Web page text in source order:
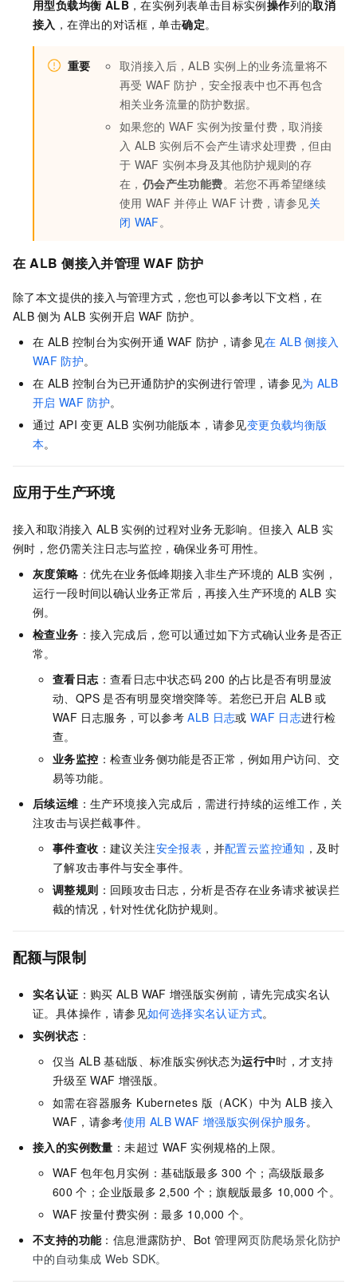
用型负载均衡 ALB ，在实例列表单击目标实例操作列的取消
接入 ，在弹出的对话框，单击确定。
重要 取消接入后，ALB 实例上的业务流量将不
再受 WAF 防护，安全报表中也不再包含
相关业务流量的防护数据。
如果您的 WAF 实例为按量付费，取消接
入 ALB 实例后不会产生请求处理费，但由
于 WAF 实例本身及其他防护规则的存
在， 仍会产生功能费。若您不再希望继续
使用 WAF 并停止 WAF 计费，请参见关
闭 WAF。
在 ALB 侧接入并管理 WAF 防护
除了本文提供的接入与管理方式，您也可以参考以下文档，在
ALB 侧为 ALB 实例开启 WAF 防护。
在 ALB 控制台为实例开通 WAF 防护，请参见在 ALB 侧接入
WAF 防护。
在 ALB 控制台为已开通防护的实例进行管理，请参见为 ALB
开启 WAF 防护。
通过 API 变更 ALB 实例功能版本，请参见变更负载均衡版
本。
应用于生产环境
接入和取消接入 ALB 实例的过程对业务无影响。但接入 ALB 实
例时，您仍需关注日志与监控，确保业务可用性。
灰度策略 ：优先在业务低峰期接入非生产环境的 ALB 实例，
运行一段时间以确认业务正常后，再接入生产环境的 ALB 实
例。
检查业务 ：接入完成后，您可以通过如下方式确认业务是否正
常。
查看日志：查看日志中状态码 200 的占比是否有明显波
动、QPS 是否有明显突增突降等。若您已开启 ALB 或
WAF 日志服务，可以参考 ALB 日志或 WAF 日志进行检
查。
业务监控 ：检查业务侧功能是否正常，例如用户访问、交
易等功能。
后续运维 ：生产环境接入完成后，需进行持续的运维工作，关
注攻击与误拦截事件。
事件查收 ：建议关注安全报表 ，并配置云监控通知 ，及时
了解攻击事件与安全事件。
调整规则 ：回顾攻击日志，分析是否存在业务请求被误拦
截的情况，针对性优化防护规则。
配额与限制
实名认证 ：购买 ALB WAF 增强版实例前，请先完成实名认
证。 具体操作，请参见如何选择实名认证方式。
实例状态 ：
仅当 ALB 基础版、标准版实例状态为运行中时，才支持
升级至 WAF 增强版。
如需在容器服务 Kubernetes 版（ACK）中为 ALB 接入
WAF，请参考使用 ALB WAF 增强版实例保护服务。
接入的实例数量 ：未超过 WAF 实例规格的上限。
WAF 包年包月实例：基础版最多 300 个；高级版最多
600 个；企业版最多 2,500 个；旗舰版最多 10,000 个。
WAF 按量付费实例：最多 10,000 个。
不支持的功能：信息泄露防护、 Bot 管理网页防爬场景化防护
中的自动集成 Web SDK。